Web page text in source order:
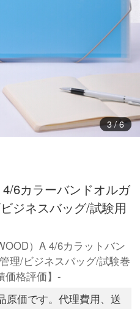
3/6
6カラーバンドオルガ
ジネスバッグ/試験用
）A 4/6カラットバン
理/ビジネスバッグ/試験巻
価格評価】-
原価です。代理費用、送